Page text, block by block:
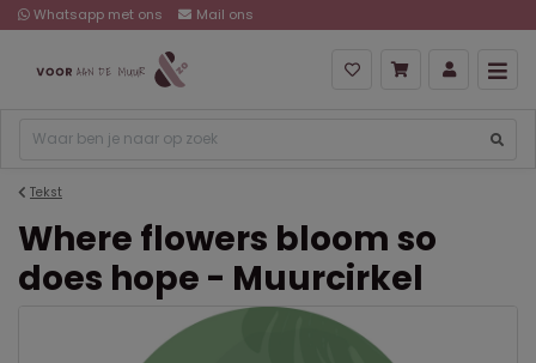
Whatsapp met ons Mail ons
Tekst
Where flowers bloom so
does hope - Muurcirkel